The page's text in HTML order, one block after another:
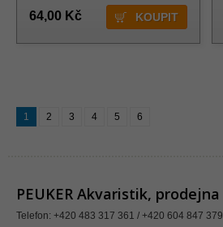
64,00 Kč
1 2 3 4 5 6
PEUKER Akvaristik, prodejna
Telefon: +420 483 317 361 / +420 604 847 379